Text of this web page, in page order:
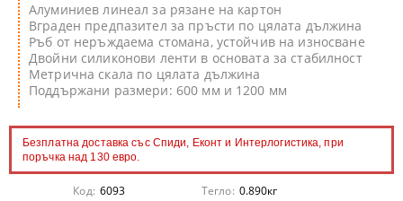
Алуминиев линеал за рязане на картон
Вграден предпазител за пръсти по цялата дължина
Ръб от неръждаема стомана, устойчив на износване
Двойни силиконови ленти в основата за стабилност
Метрична скала по цялата дължина
Поддържани размери: 600 мм и 1200 мм
Безплатна доставка със Спиди, Еконт и Интерлогистика, при
поръчка над 130 евро.
Код: 6093 Тегло: 0.890кг